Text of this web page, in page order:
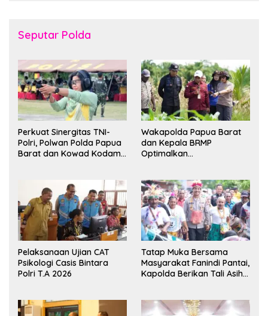
Seputar Polda
Perkuat Sinergitas TNI-
Polri, Polwan Polda Papua
Barat dan Kowad Kodam
Persahabatan
Wakapolda Papua Barat
dan Kepala BRMP
Optimalkan
Pangan Papua Barat
Pelaksanaan Ujian CAT
Psikologi Casis Bintara
Polri T.A 2026
Tatap Muka Bersama
Masyarakat Fanindi Pantai,
Kapolda Berikan Tali Asih